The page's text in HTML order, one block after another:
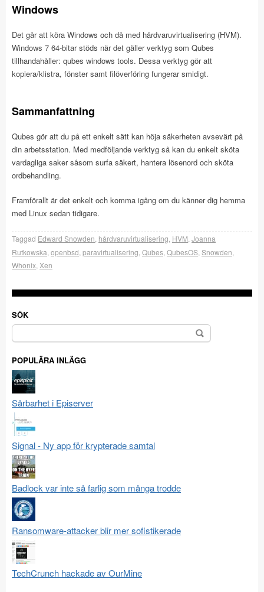
Windows
Det går att köra Windows och då med hårdvaruvirtualisering (HVM).
Windows 7 64-bitar stöds när det gäller verktyg som Qubes
tillhandahåller: qubes windows tools. Dessa verktyg gör att
kopiera/klistra, fönster samt filöverföring fungerar smidigt.
Sammanfattning
Qubes gör att du på ett enkelt sätt kan höja säkerheten avsevärt på
din arbetsstation. Med medföljande verktyg så kan du enkelt sköta
vardagliga saker såsom surfa säkert, hantera lösenord och sköta
ordbehandling.
Framförallt är det enkelt och komma igång om du känner dig hemma
med Linux sedan tidigare.
Taggad Edward Snowden hårdvaruvirtualisering HVM Joanna
Rutkowska openbsd paravirtualisering Qubes QubesOS Snowden
Whonix Xen
SÖK
Sök
efter:
POPULÄRA INLÄGG
Sårbarhet i Episerver
Signal - Ny app för krypterade samtal
Badlock var inte så farlig som många trodde
Ransomware-attacker blir mer sofistikerade
TechCrunch hackade av OurMine